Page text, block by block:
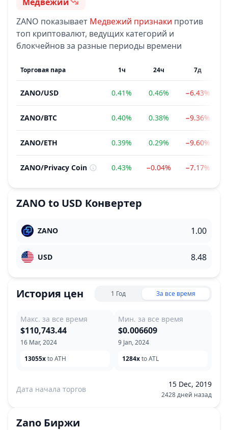
Настроение
ZANO показывает Медвежий признаки против
топ криптовалют, ведущих категорий и
блокчейнов за разные периоды времени
Торговая пара 1ч 24ч 7д
ZANO/USD 0.41% 0.46% −6.43%
ZANO/BTC 0.40% 0.38% −9.36%
ZANO/ETH 0.39% 0.29% −9.60%
ZANO/Privacy Coin 0.43% −0.04% −7.17%
ZANO to USD Конвертер
ZANO
USD
История цен 1 Год За все время
Макс. за все время
16 Mar, 2024
$110,743.44
13055xto ATH
Мин. за все время
9 Jan, 2024
$0.006609
1284xto ATL
Дата начала торгов
15 Dec, 2019
2428 дней назад
Zano Биржи